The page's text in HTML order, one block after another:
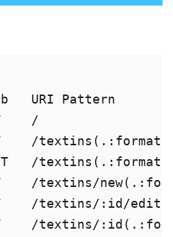
URI Pattern
/
/
/
/textins/
/textins/:id/
/textins/